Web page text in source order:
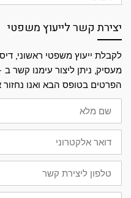
יצירת קשר לייעוץ משפטי
לקבלת ייעוץ משפטי ראשוני,
הפרטים בטופס הבא ואנו
שם
מלא
דואר
אלקטרוני
טלפון
ליצירת
קשר